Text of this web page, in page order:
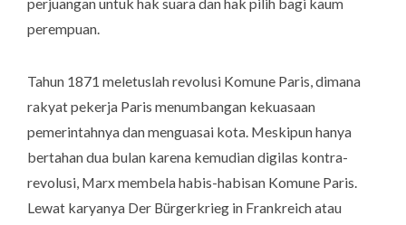
perempuan.
Tahun 1871 meletuslah revolusi Komune Paris, dimana
rakyat pekerja Paris menumbangan kekuasaan
pemerintahnya dan menguasai kota. Meskipun hanya
bertahan dua bulan karena kemudian digilas kontra-
revolusi, Marx membela habis-habisan Komune Paris.
Lewat karyanya Der Bürgerkrieg in Frankreichatau